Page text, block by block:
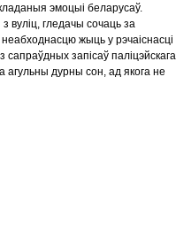
эмоцыі беларусаў.
вуліц, гледачы сочаць за
жыць у рэчаіснасці
сапраўдных запісаў паліцэйскага
агульны дурны сон, ад якога не